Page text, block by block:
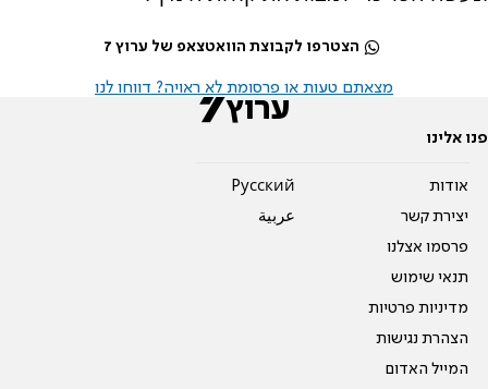
הצטרפו לקבוצת הוואטצאפ של ערוץ 7
מצאתם טעות או פרסומת לא ראויה? דווחו לנו
פנו אלינו
אודות
יצירת קשר
פרסמו אצלנו
תנאי שימוש
מדיניות פרטיות
הצהרת נגישות
המייל האדום
Pусский
عربية